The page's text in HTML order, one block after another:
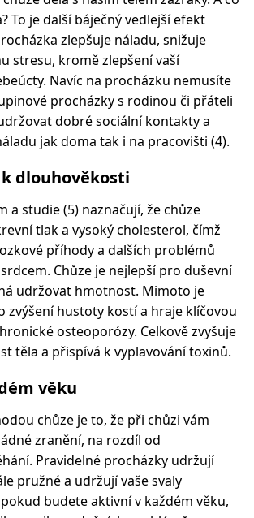
To je další báječný vedlejší efekt
zlepšuje náladu, snižuje
stresu, kromě zlepšení vaší
Navíc na procházku nemusíte
procházky s rodinou či přáteli
dobré sociální kontakty a
jak doma tak i na pracovišti (4).
dlouhověkosti
a studie (5) naznačují, že chůze
tlak a vysoký cholesterol, čímž
příhody a dalších problémů
Chůze je nejlepší pro duševní
udržovat hmotnost. Mimoto je
zvýšení hustoty kostí a hraje klíčovou
osteoporózy. Celkově zvyšuje
těla a přispívá k vyplavování toxinů.
věku
chůze je to, že při chůzi vám
zranění, na rozdíl od
Pravidelné procházky udržují
pružné a udržují vaše svaly
budete aktivní v každém věku,